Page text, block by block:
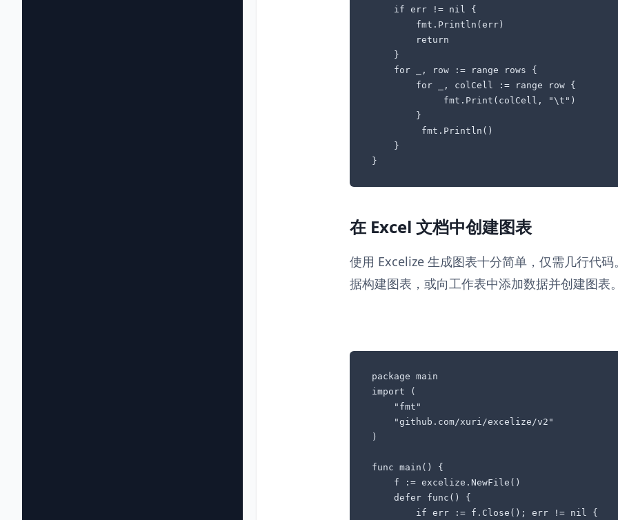
    if err != nil {
        fmt.Println(err)
        return
    }
    for _, row := range rows {
        for _, colCell := range row {
             fmt.Print(colCell, "\t")
        }
         fmt.Println()
    }
}
在 Excel 文档中创建图表
使用 Excelize 生成图表十分简单，仅需几行代
据构建图表，或向工作表中添加数据并创建图表。
package main
import (
    "fmt"
    "github.com/xuri/excelize/v2"
)
func main() {
    f := excelize.NewFile()
    defer func() {
        if err := f.Close(); err != nil {